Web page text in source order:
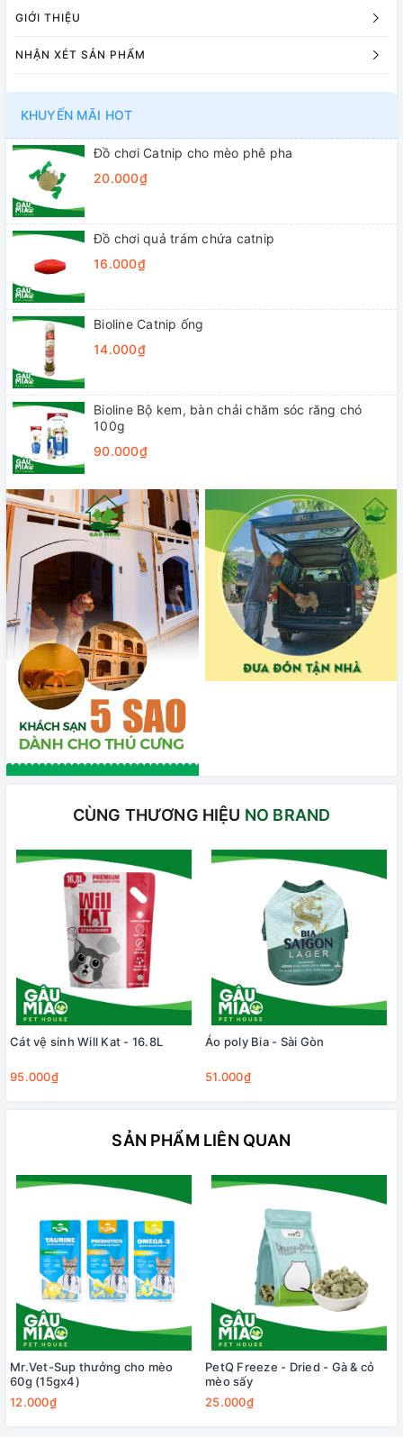
GIỚI THIỆU
NHẬN XÉT SẢN PHẨM
KHUYẾN MÃI HOT
Đồ chơi Catnip cho mèo phê pha
20.000₫
Đồ chơi quả trám chứa catnip
16.000₫
Bioline Catnip ống
14.000₫
Bioline Bộ kem, bàn chải chăm sóc răng chó
100g
90.000₫
CÙNG THƯƠNG HIỆU NO BRAND
Cát vệ sinh Will Kat - 16.8L
95.000₫
Áo poly Bia - Sài Gòn
51.000₫
SẢN PHẨM LIÊN QUAN
Mr.Vet-Sup thưởng cho mèo
60g (15gx4)
12.000₫
PetQ Freeze - Dried - Gà & cỏ
mèo sấy
25.000₫